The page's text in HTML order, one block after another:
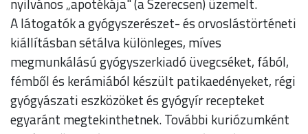
A látogatók a gyógyszerészet- és orvoslástörténeti
kiállításban sétálva különleges, míves
megmunkálású gyógyszerkiadó üvegcséket, fából,
fémből és kerámiából készült patikaedényeket, régi
gyógyászati eszközöket és gyógyír recepteket
egyaránt megtekinthetnek. További kuriózumként